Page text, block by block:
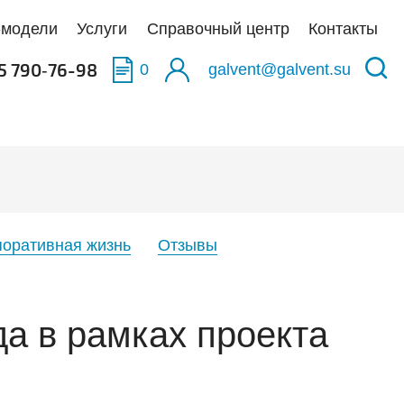
Услуги Справочный центр Контакты
790‑76-98 0 galvent@galvent.su
жизнь
Отзывы
в рамках проекта